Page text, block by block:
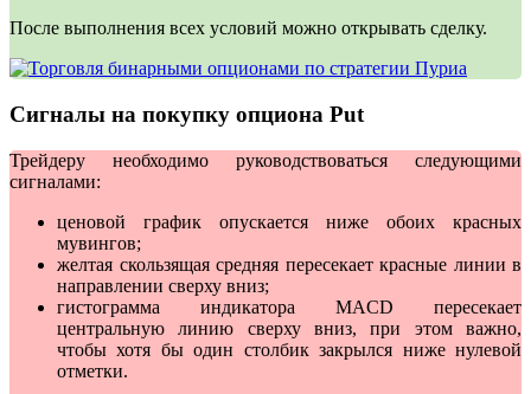
После выполнения всех условий можно открывать сделку.
Сигналы на покупку опциона Put
Трейдеру необходимо руководствоваться следующими
сигналами:
ценовой график опускается ниже обоих красных
мувингов;
желтая скользящая средняя пересекает красные линии в
направлении сверху вниз;
гистограмма индикатора MACD пересекает
центральную линию сверху вниз, при этом важно,
чтобы хотя бы один столбик закрылся ниже нулевой
отметки.